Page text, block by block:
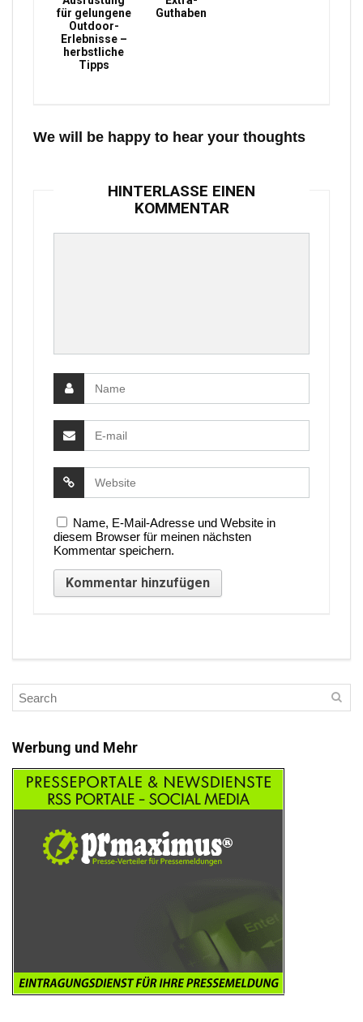
für gelungene
Outdoor-
Erlebnisse –
herbstliche
Tipps
Guthaben
We will be happy to hear your thoughts
HINTERLASSE EINEN
KOMMENTAR
Name, E-Mail-Adresse und Website in
diesem Browser für meinen nächsten
Kommentar speichern.
Werbung und Mehr